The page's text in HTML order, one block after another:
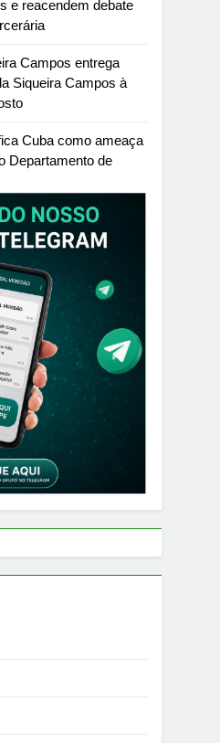
e reacendem debate
Campos entrega
Siqueira Campos à
Cuba como ameaça
Departamento de